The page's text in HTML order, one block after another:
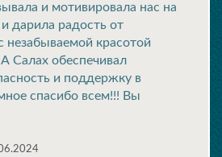
и мотивировала нас на
дарила радость от
незабываемой красотой
Салах обеспечивал
и поддержку в
спасибо всем!!! Вы